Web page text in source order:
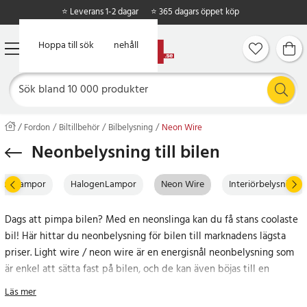
Hoppa till huvudinnehåll
Hoppa till sök
⭐ Leverans 1-2 dagar ⭐ 365 dagars öppet köp
Fordon Biltillbehör Bilbelysning Neon Wire
Neonbelysning till bilen
HalogenLampor Neon Wire Interiörbelysning
Dags att pimpa bilen? Med en neonslinga kan du få stans coolaste
bil! Här hittar du neonbelysning för bilen till marknadens lägsta
priser. Light wire / neon wire är en energisnål neonbelysning som
är enkel att sätta fast på bilen, och de kan även böjas till en
passande form och skäras till valfri längd för skräddarsydd
Läs mer